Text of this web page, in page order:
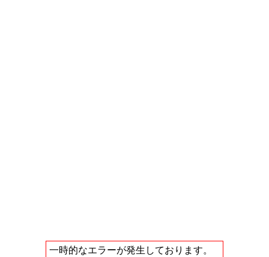
一時的なエラーが発生しております。